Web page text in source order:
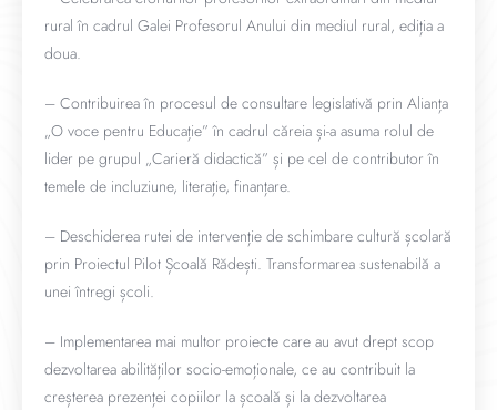
rural în cadrul Galei Profesorul Anului din mediul rural, ediția a
doua.
– Contribuirea în procesul de consultare legislativă prin Alianța
„O voce pentru Educație” în cadrul căreia și-a asuma rolul de
lider pe grupul „Carieră didactică” și pe cel de contributor în
temele de incluziune, literație, finanțare.
– Deschiderea rutei de intervenție de schimbare cultură școlară
prin Proiectul Pilot Școală Rădești. Transformarea sustenabilă a
unei întregi școli.
– Implementarea mai multor proiecte care au avut drept scop
dezvoltarea abilităților socio-emoționale, ce au contribuit la
creșterea prezenței copiilor la școală și la dezvoltarea